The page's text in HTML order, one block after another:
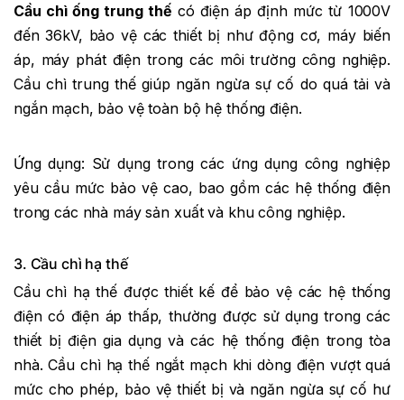
Cầu chì ống trung thế có điện áp định mức từ 1000V
đến 36kV, bảo vệ các thiết bị như động cơ, máy biến
áp, máy phát điện trong các môi trường công nghiệp.
Cầu chì trung thế giúp ngăn ngừa sự cố do quá tải và
ngắn mạch, bảo vệ toàn bộ hệ thống điện.
Ứng dụng: Sử dụng trong các ứng dụng công nghiệp
yêu cầu mức bảo vệ cao, bao gồm các hệ thống điện
trong các nhà máy sản xuất và khu công nghiệp.
3. Cầu chì hạ thế
Cầu chì hạ thế được thiết kế để bảo vệ các hệ thống
điện có điện áp thấp, thường được sử dụng trong các
thiết bị điện gia dụng và các hệ thống điện trong tòa
nhà. Cầu chì hạ thế ngắt mạch khi dòng điện vượt quá
mức cho phép, bảo vệ thiết bị và ngăn ngừa sự cố hư